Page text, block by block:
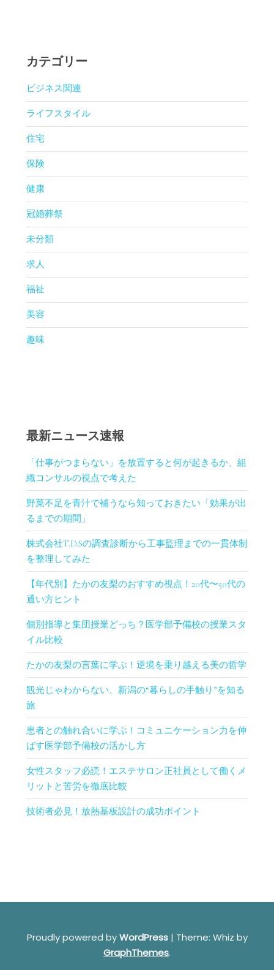
カテゴリー
ビジネス関連
ライフスタイル
住宅
保険
健康
冠婚葬祭
未分類
求人
福祉
美容
趣味
最新ニュース速報
「仕事がつまらない」を放置すると何が起きるか、組
織コンサルの視点で考えた
野菜不足を青汁で補うなら知っておきたい「効果が出
るまでの期間」
株式会社T.D.Sの調査診断から工事監理までの一貫体制
を整理してみた
【年代別】たかの友梨のおすすめ視点！20代〜50代の
通い方ヒント
個別指導と集団授業どっち？医学部予備校の授業スタ
イル比較
たかの友梨の言葉に学ぶ！逆境を乗り越える美の哲学
観光じゃわからない、新潟の“暮らしの手触り”を知る
旅
患者との触れ合いに学ぶ！コミュニケーション力を伸
ばす医学部予備校の活かし方
女性スタッフ必読！エステサロン正社員として働くメ
リットと苦労を徹底比較
技術者必見！放熱基板設計の成功ポイント
Proudly powered byWordPress | Theme: Whiz by
GraphThemes.